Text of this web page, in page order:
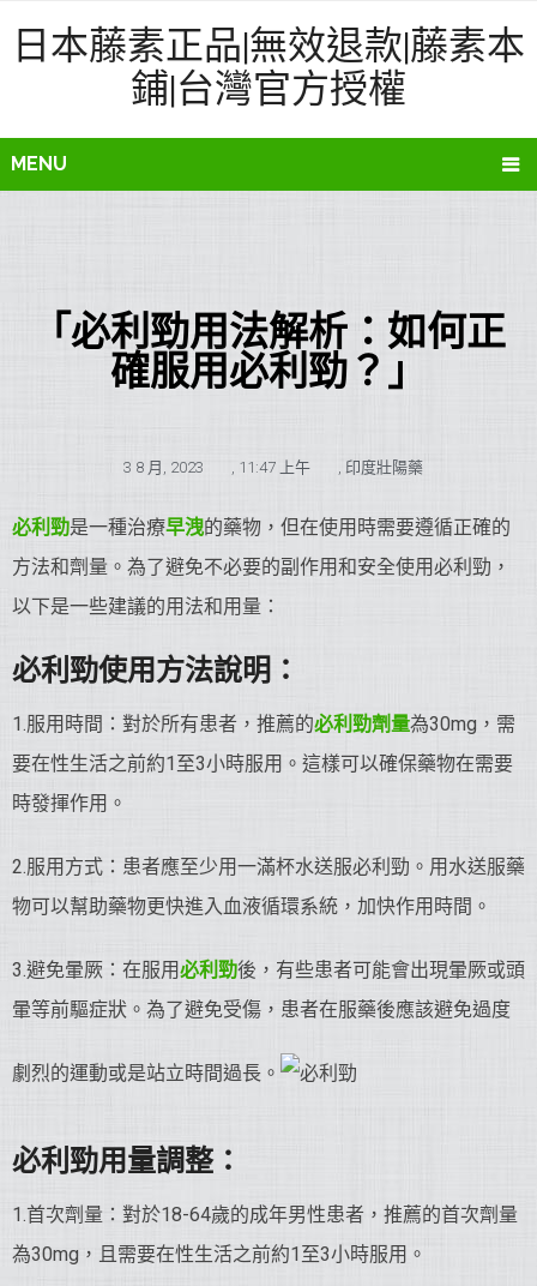
日本藤素正品|無效退款|藤素本
鋪|台灣官方授權
MENU
「必利勁用法解析：如何正
確服用必利勁？」
3 8 月, 2023 , 11:47 上午 , 印度壯陽藥
必利勁是一種治療早洩的藥物，但在使用時需要遵循正確的
方法和劑量。為了避免不必要的副作用和安全使用必利勁，
以下是一些建議的用法和用量：
必利勁使用方法說明：
1.服用時間：對於所有患者，推薦的必利勁劑量為30mg，需
要在性生活之前約1至3小時服用。這樣可以確保藥物在需要
時發揮作用。
2.服用方式：患者應至少用一滿杯水送服必利勁。用水送服藥
物可以幫助藥物更快進入血液循環系統，加快作用時間。
3.避免暈厥：在服用必利勁後，有些患者可能會出現暈厥或頭
暈等前驅症狀。為了避免受傷，患者在服藥後應該避免過度
劇烈的運動或是站立時間過長。
必利勁用量調整：
1.首次劑量：對於18-64歲的成年男性患者，推薦的首次劑量
為30mg，且需要在性生活之前約1至3小時服用。